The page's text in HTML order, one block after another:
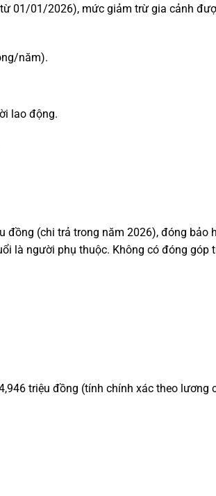
01/01/2026), mức giảm trừ gia cảnh
năm).
lao động.
đồng (chi trả trong năm 2026), đóng bảo
là người phụ thuộc. Không có đóng góp
triệu đồng (tính chính xác theo lương